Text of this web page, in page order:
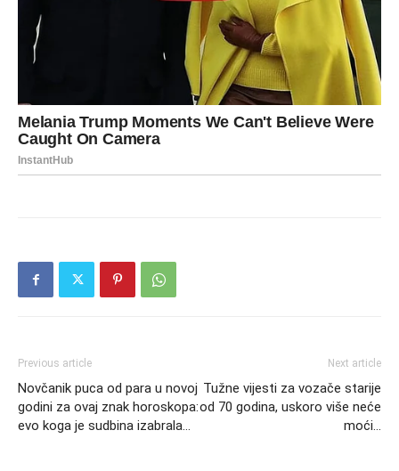
Previous article
Novčanik puca od para u novoj
godini za ovaj znak horoskopa:
evo koga je sudbina izabrala…
Next article
Tužne vijesti za vozače starije
od 70 godina, uskoro više neće
moći…